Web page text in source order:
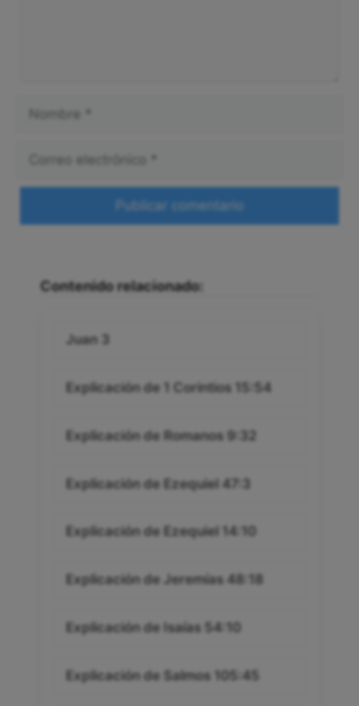
Contenido relacionado:
Juan 3
Explicación de 1 Corintios 15:54
Explicación de Romanos 9:32
Explicación de Ezequiel 47:3
Explicación de Ezequiel 14:10
Explicación de Jeremías 48:18
Explicación de Isaías 54:10
Explicación de Salmos 105:45